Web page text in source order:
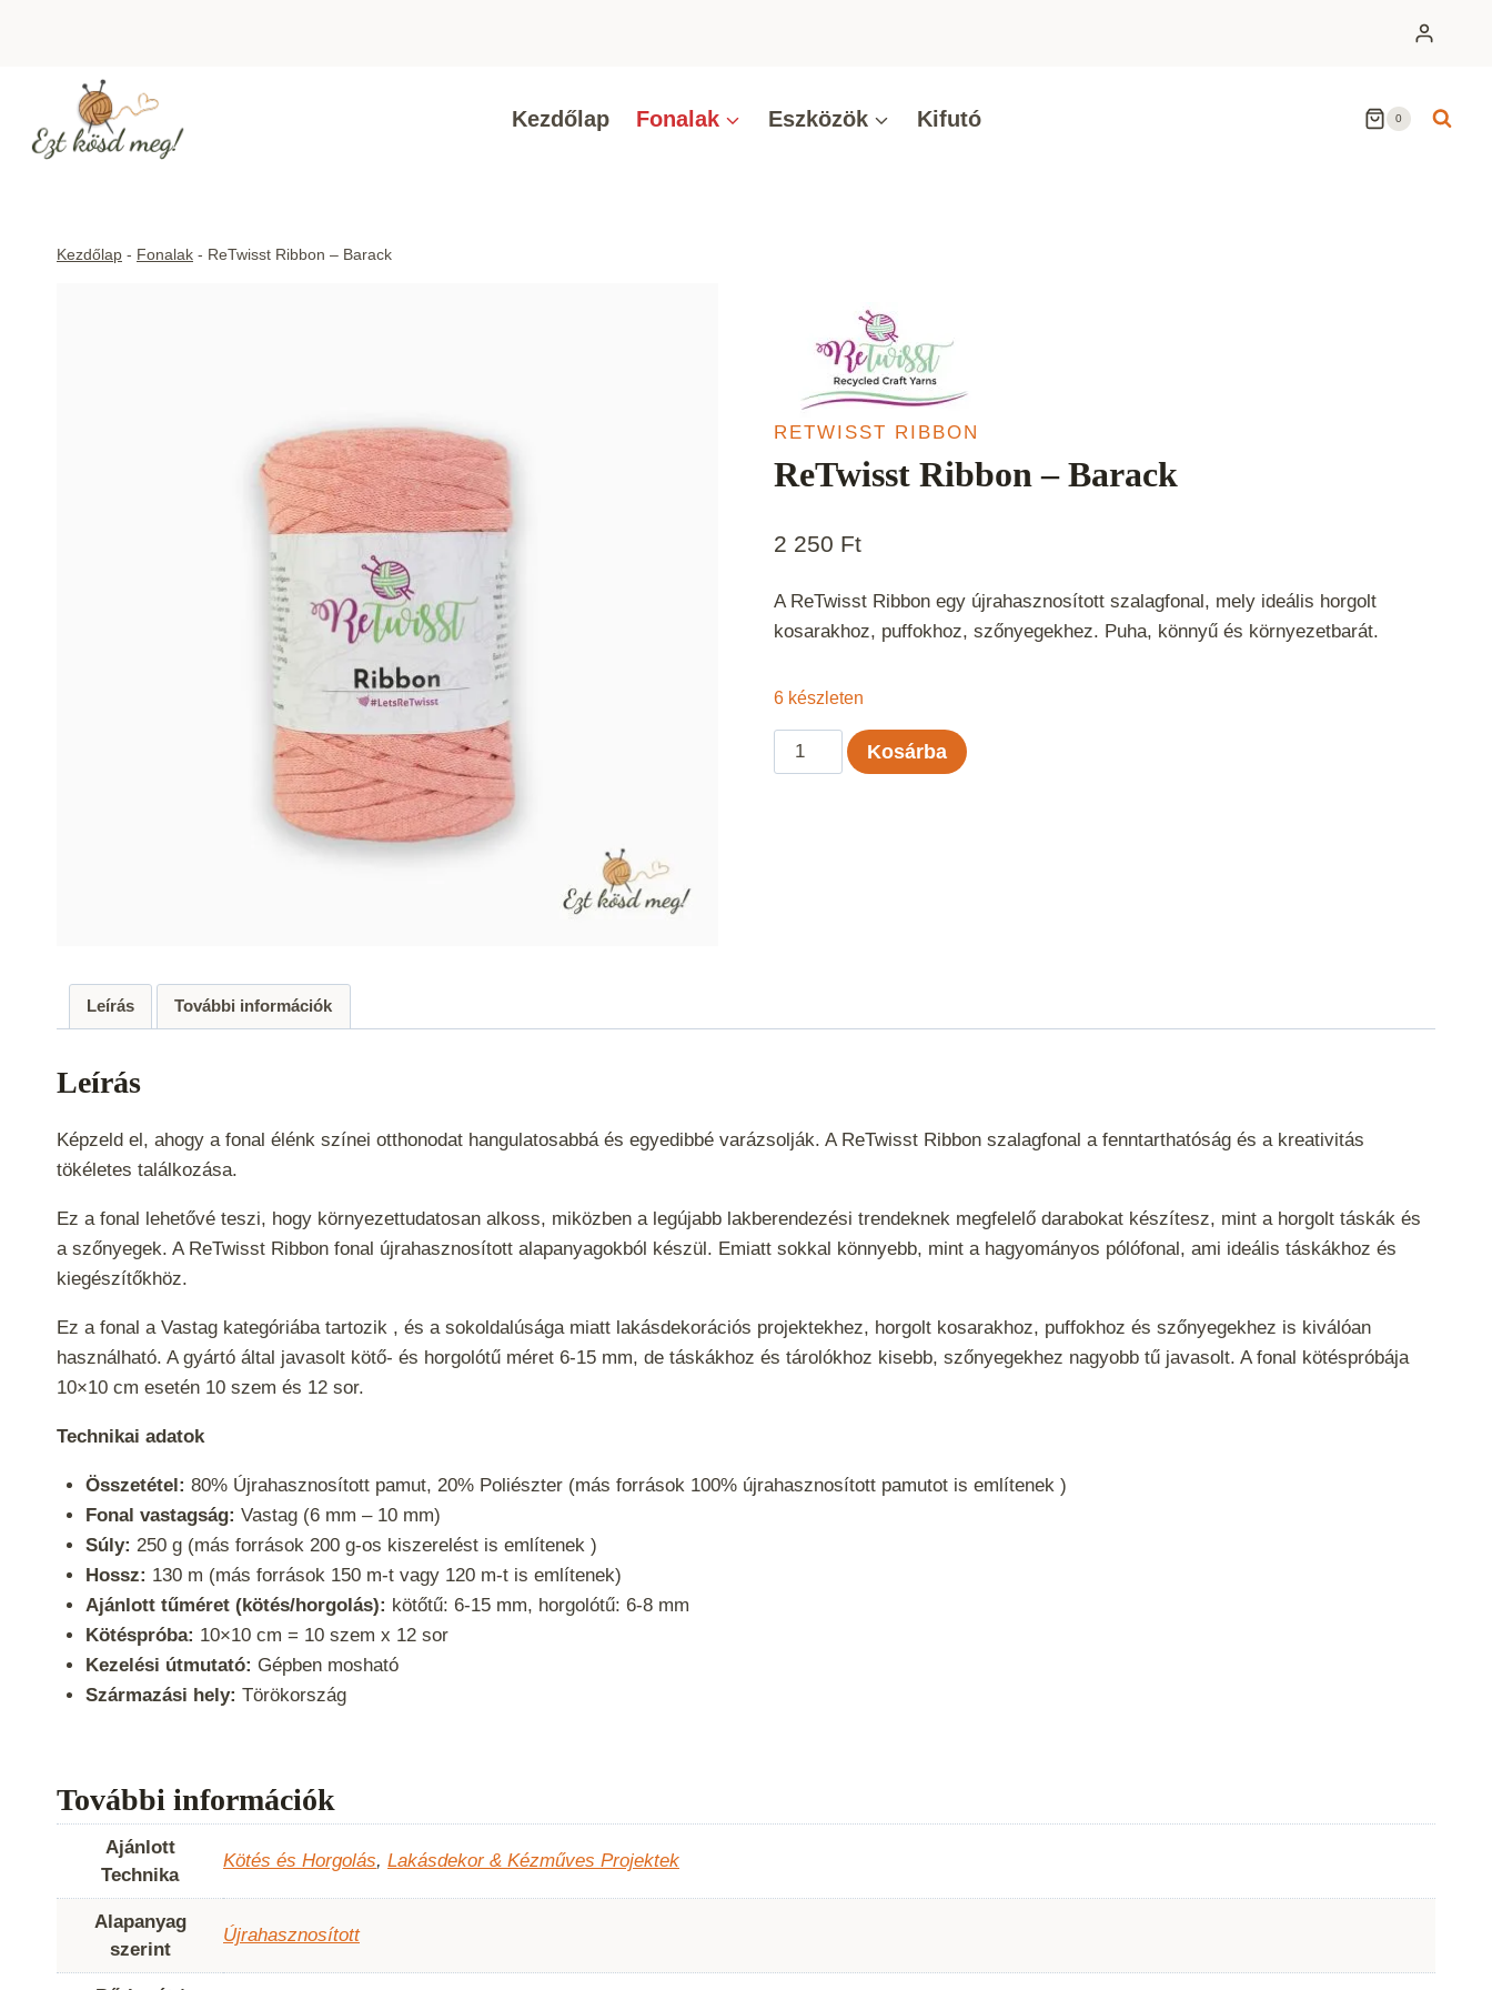
Kezdőlap Fonalak Eszközök Kifutó 0
Kezdőlap - Fonalak - ReTwisst Ribbon – Barack
RETWISST RIBBON
ReTwisst Ribbon – Barack
2 250 Ft
A ReTwisst Ribbon egy újrahasznosított szalagfonal, mely ideális horgolt
kosarakhoz, puffokhoz, szőnyegekhez. Puha, könnyű és környezetbarát.
6 készleten
ReTwisst
Ribbon
Kosárba
Leírás További információk
Leírás
Képzeld el, ahogy a fonal élénk színei otthonodat hangulatosabbá és egyedibbé varázsolják. A ReTwisst Ribbon szalagfonal a fenntarthatóság és a kreativitás
tökéletes találkozása.
Ez a fonal lehetővé teszi, hogy környezettudatosan alkoss, miközben a legújabb lakberendezési trendeknek megfelelő darabokat készítesz, mint a horgolt táskák és
a szőnyegek. A ReTwisst Ribbon fonal újrahasznosított alapanyagokból készül. Emiatt sokkal könnyebb, mint a hagyományos pólófonal, ami ideális táskákhoz és
kiegészítőkhöz.
Ez a fonal a Vastag kategóriába tartozik , és a sokoldalúsága miatt lakásdekorációs projektekhez, horgolt kosarakhoz, puffokhoz és szőnyegekhez is kiválóan
használható. A gyártó által javasolt kötő- és horgolótű méret 6-15 mm, de táskákhoz és tárolókhoz kisebb, szőnyegekhez nagyobb tű javasolt. A fonal kötéspróbája
10×10 cm esetén 10 szem és 12 sor.
Technikai adatok
Összetétel: 80% Újrahasznosított pamut, 20% Poliészter (más források 100% újrahasznosított pamutot is említenek )
Fonal vastagság: Vastag (6 mm – 10 mm)
Súly: 250 g (más források 200 g-os kiszerelést is említenek )
Hossz: 130 m (más források 150 m-t vagy 120 m-t is említenek)
Ajánlott tűméret (kötés/horgolás): kötőtű: 6-15 mm, horgolótű: 6-8 mm
Kötéspróba: 10×10 cm = 10 szem x 12 sor
Kezelési útmutató: Gépben mosható
Származási hely: Törökország
További információk
Ajánlott
Technika
Kötés és Horgolás, Lakásdekor & Kézműves Projektek
Alapanyag
szerint
Újrahasznosított